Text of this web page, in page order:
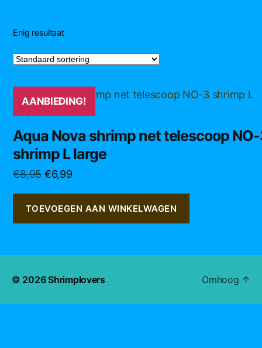
Enig resultaat
AANBIEDING!
Aqua Nova shrimp net telescoop
shrimp L large
€8,95 Oorspronkelijke
was:
€8,95.
€6,99Huidige
is:
€6,99.
TOEVOEGEN AAN WINKELWAGEN
© 2026 Shrimplovers Omhoog ↑